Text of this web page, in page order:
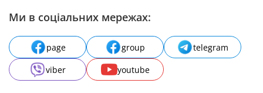
Ми в соціальних мережах:
page group
telegram
viber
youtube